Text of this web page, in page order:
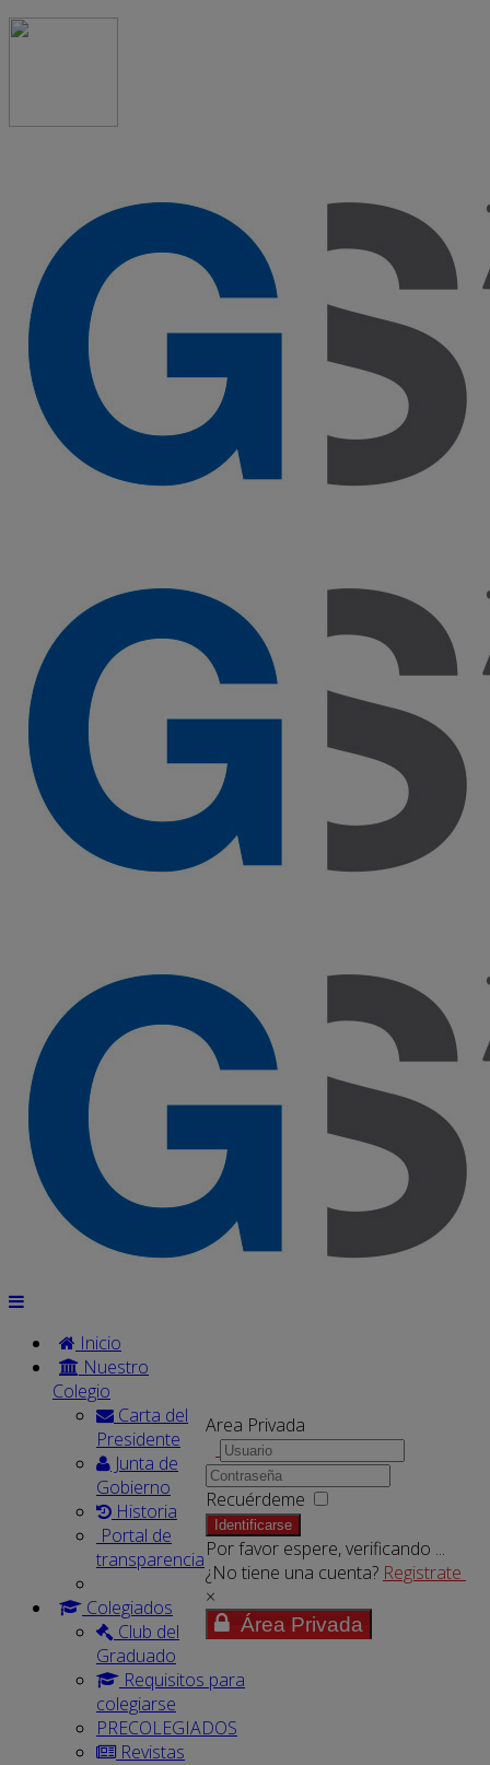
Area Privada
Recuérdeme
Identificarse
Por favor espere, verificando ...
¿No tiene una cuenta? Registrate
×
Área Privada
Inicio
Nuestro
Colegio
Carta del
Presidente
Junta de
Gobierno
Historia
Portal de
transparencia
Colegiados
Club del
Graduado
Requisitos para
colegiarse
PRECOLEGIADOS
Revistas